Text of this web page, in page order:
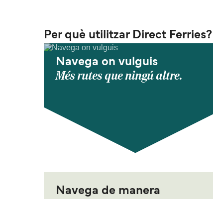
Per què utilitzar Direct Ferries?
Navega on vulguis
Més rutes que ningú altre.
Navega de manera